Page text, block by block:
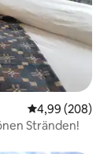
4,99 (208)
Stränden!